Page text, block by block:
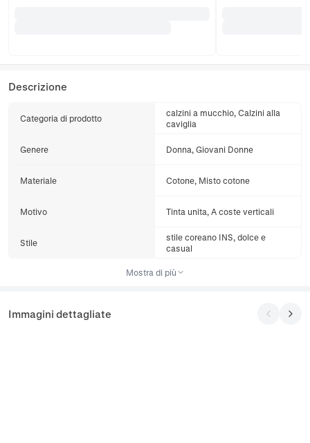
Descrizione
Categoria di prodotto
calzini a mucchio, Calzini alla
caviglia
Genere Donna, Giovani Donne
Materiale Cotone, Misto cotone
Motivo Tinta unita, A coste verticali
Stile
stile coreano INS, dolce e
casual
Mostra di più
Immagini dettagliate